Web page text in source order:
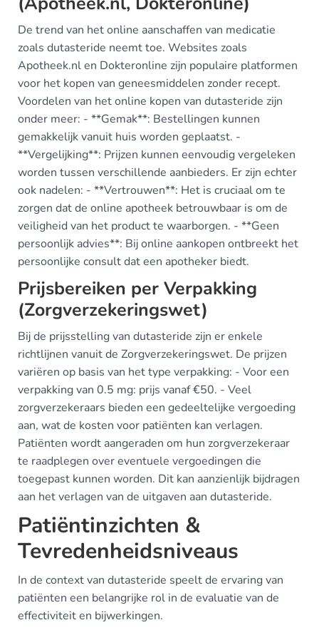
De trend van het online aanschaffen van medicatie
zoals dutasteride neemt toe. Websites zoals
Apotheek.nl en Dokteronline zijn populaire platformen
voor het kopen van geneesmiddelen zonder recept.
Voordelen van het online kopen van dutasteride zijn
onder meer: - **Gemak**: Bestellingen kunnen
gemakkelijk vanuit huis worden geplaatst. -
**Vergelijking**: Prijzen kunnen eenvoudig vergeleken
worden tussen verschillende aanbieders. Er zijn echter
ook nadelen: - **Vertrouwen**: Het is cruciaal om te
zorgen dat de online apotheek betrouwbaar is om de
veiligheid van het product te waarborgen. - **Geen
persoonlijk advies**: Bij online aankopen ontbreekt het
persoonlijke consult dat een apotheker biedt.
Prijsbereiken per Verpakking
(Zorgverzekeringswet)
Bij de prijsstelling van dutasteride zijn er enkele
richtlijnen vanuit de Zorgverzekeringswet. De prijzen
variëren op basis van het type verpakking: - Voor een
verpakking van 0.5 mg: prijs vanaf €50. - Veel
zorgverzekeraars bieden een gedeeltelijke vergoeding
aan, wat de kosten voor patiënten kan verlagen.
Patiënten wordt aangeraden om hun zorgverzekeraar
te raadplegen over eventuele vergoedingen die
toegepast kunnen worden. Dit kan aanzienlijk bijdragen
aan het verlagen van de uitgaven aan dutasteride.
Patiëntinzichten &
Tevredenheidsniveaus
In de context van dutasteride speelt de ervaring van
patiënten een belangrijke rol in de evaluatie van de
effectiviteit en bijwerkingen.